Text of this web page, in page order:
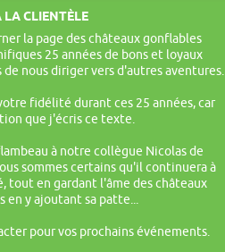
LA CLIENTÈLE
la page des châteaux gonflables
25 années de bons et loyaux
nous diriger vers d'autres aventures.
fidélité durant ces 25 années, car
que j'écris ce texte.
à notre collègue Nicolas de
sommes certains qu'il continuera à
tout en gardant l'âme des châteaux
en y ajoutant sa patte...
pour vos prochains événements.